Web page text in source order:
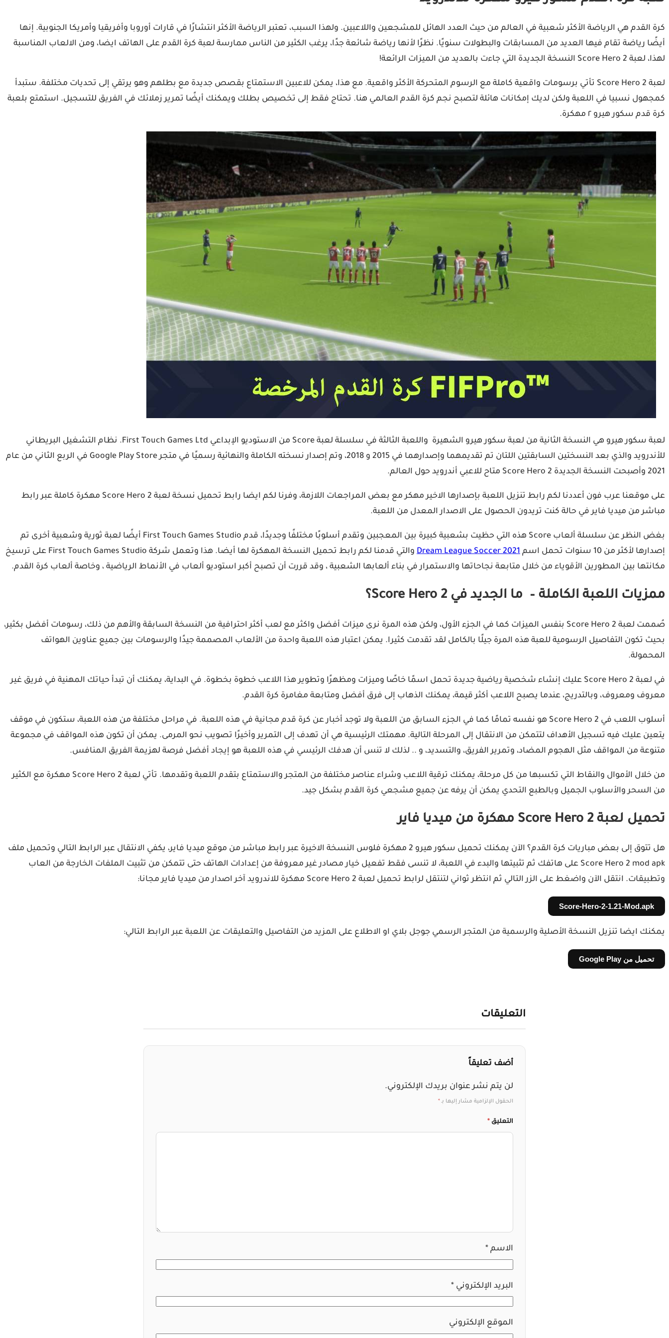
كرة القدم هي الرياضة الأكثر شعبية في العالم من حيث العدد الهائل للمشجعين واللاعبين. ولهذا السبب، تعتبر الرياضة الأكثر انتشارًا في قارات أوروبا وأفريقيا وأمريكا الجنوبية. إنها
أيضًا رياضة تقام فيها العديد من المسابقات والبطولات سنويًا. نظرًا لأنها رياضة شائعة جدًا، يرغب الكثير من الناس ممارسة لعبة كرة القدم على الهاتف ايضا، ومن الالعاب المناسبة
لهذا، لعبة Score Hero 2 النسخة الجديدة التي جاءت بالعديد من الميزات الرائعة!
لعبة Score Hero 2 تأتي برسومات واقعية كاملة مع الرسوم المتحركة الأكثر واقعية. مع هذا، يمكن للاعبين الاستمتاع بقصص جديدة مع بطلهم وهو يرتقي إلى تحديات مختلفة. ستبدأ
كمجهول نسبيا في اللعبة ولكن لديك إمكانات هائلة لتصبح نجم كرة القدم العالمي هنا. تحتاج فقط إلى تخصيص بطلك ويمكنك أيضًا تمرير زملائك في الفريق للتسجيل. استمتع بلعبة
كرة قدم سكور هيرو ٢ مهكرة.
لعبة سكور هيرو هي النسخة الثانية من لعبة سكور هيرو الشهيرة واللعبة الثالثة في سلسلة لعبة Score من الاستوديو الإبداعي First Touch Games Ltd. نظام التشغيل البريطاني
للأندرويد والذي بعد النسختين السابقتين اللتان تم تقديمهما وإصدارهما في 2015 و 2018، وتم إصدار نسخته الكاملة والنهائية رسميًا في متجر Google Play Store في الربع الثاني من عام
2021 وأصبحت النسخة الجديدة Score Hero 2 متاح للاعبي أندرويد حول العالم.
على موقعنا عرب فون أعددنا لكم رابط تنزيل اللعبة بإصدارها الاخير مهكر مع بعض المراجعات اللازمة، وفرنا لكم ايضا رابط تحميل نسخة لعبة Score Hero 2 مهكرة كاملة عبر رابط
مباشر من ميديا فاير في حالة كنت تريدون الحصول على الاصدار المعدل من اللعبة.
بغض النظر عن سلسلة ألعاب Score هذه التي حظيت بشعبية كبيرة بين المعجبين وتقدم أسلوبًا مختلفًا وجديدًا، قدم First Touch Games Studio أيضًا لعبة ثورية وشعبية أخرى تم
إصدارها لأكثر من 10 سنوات تحمل اسم
Dream League Soccer 2021‏
والتي قدمنا لكم رابط تحميل النسخة المهكرة لها أيضا. هذا وتعمل شركة First Touch Games Studio على ترسيخ
مكانتها بين المطورين الأقوياء من خلال متابعة نجاحاتها والاستمرار في بناء ألعابها الشعبية ، وقد قررت أن تصبح أكبر استوديو ألعاب في الأنماط الرياضية ، وخاصة ألعاب كرة القدم.
ممزيات اللعبة الكاملة – ما الجديد في Score Hero 2؟
صُممت لعبة Score Hero 2 بنفس الميزات كما في الجزء الأول، ولكن هذه المرة نرى ميزات أفضل واكثر مع لعب أكثر احترافية من النسخة السابقة والأهم من ذلك، رسومات أفضل بكثير،
بحيث تكون التفاصيل الرسومية للعبة هذه المرة جيلًا بالكامل لقد تقدمت كثيرا. يمكن اعتبار هذه اللعبة واحدة من الألعاب المصممة جيدًا والرسومات بين جميع عناوين الهواتف
المحمولة.
في لعبة Score Hero 2 عليك إنشاء شخصية رياضية جديدة تحمل اسمًا خاصًا وميزات ومظهرًا وتطوير هذا اللاعب خطوة بخطوة. في البداية، يمكنك أن تبدأ حياتك المهنية في فريق غير
معروف ومعروف، وبالتدريج، عندما يصبح اللاعب أكثر قيمة، يمكنك الذهاب إلى فرق أفضل ومتابعة مغامرة كرة القدم.
أسلوب اللعب في Score Hero 2 هو نفسه تمامًا كما في الجزء السابق من اللعبة ولا توجد أخبار عن كرة قدم مجانية في هذه اللعبة. في مراحل مختلفة من هذه اللعبة، ستكون في موقف
يتعين عليك فيه تسجيل الأهداف لتتمكن من الانتقال إلى المرحلة التالية. مهمتك الرئيسية هي أن تهدف إلى التمرير وأخيرًا تصويب نحو المرمى. يمكن أن تكون هذه المواقف في مجموعة
متنوعة من المواقف مثل الهجوم المضاد، وتمرير الفريق، والتسديد، و .. لذلك لا تنس أن هدفك الرئيسي في هذه اللعبة هو إيجاد أفضل فرصة لهزيمة الفريق المنافس.
من خلال الأموال والنقاط التي تكسبها من كل مرحلة، يمكنك ترقية اللاعب وشراء عناصر مختلفة من المتجر والاستمتاع بتقدم اللعبة وتقدمها. تأتي لعبة Score Hero 2 مهكرة مع الكثير
من السحر والأسلوب الجميل وبالطبع التحدي يمكن أن يرفه عن جميع مشجعي كرة القدم بشكل جيد.
تحميل لعبة Score Hero 2 مهكرة من ميديا فاير
هل تتوق إلى بعض مباريات كرة القدم؟ الآن يمكنك تحميل سكور هيرو 2 مهكرة فلوس النسخة الاخيرة عبر رابط مباشر من موقع ميديا فاير، يكفي الانتقال عبر الرابط التالي وتحميل ملف
Score Hero 2 mod apk على هاتفك ثم تثبيتها والبدء في اللعبة، لا تنسى فقط تفعيل خيار مصادر غير معروفة من إعدادات الهاتف حتى تتمكن من تثبيت الملفات الخارجة من العاب
وتطبيقات. انتقل الآن واضغط على الزر التالي ثم انتظر ثواني لتنتقل لرابط تحميل لعبة Score Hero 2 مهكرة للاندرويد آخر اصدار من ميديا فاير مجانا:
Score-Hero-2-1.21-Mod.apk
يمكنك ايضا تنزيل النسخة الأصلية والرسمية من المتجر الرسمي جوجل بلاي او الاطلاع على المزيد من التفاصيل والتعليقات عن اللعبة عبر الرابط التالي:
تحميل من Google Play
التعليقات
أضف تعليقاً
لن يتم نشر عنوان بريدك الإلكتروني.
الحقول الإلزامية مشار إليها بـ*
التعليق *
الاسم *
البريد الإلكتروني *
الموقع الإلكتروني